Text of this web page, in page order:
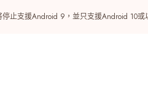
止支援Android 9，並只支援Android 10